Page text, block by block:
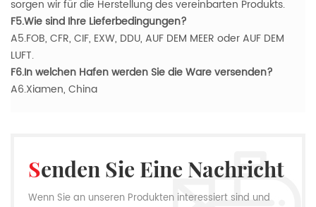
sorgen wir für die Herstellung des vereinbarten Produkts.
F5.Wie sind Ihre Lieferbedingungen?
A5.FOB, CFR, CIF, EXW, DDU, AUF DEM MEER oder AUF DEM
LUFT.
F6.In welchen Hafen werden Sie die Ware versenden?
A6.Xiamen, China
Senden Sie Eine Nachricht
Wenn Sie an unseren Produkten interessiert sind und